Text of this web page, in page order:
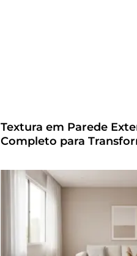
Textura em Parede
Completo para